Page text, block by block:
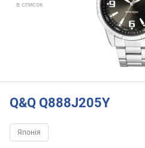
в список
Q&Q Q888J205Y
Японія